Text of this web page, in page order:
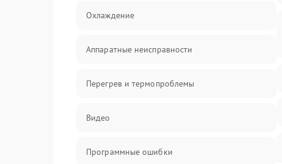
Охлаждение
Аппаратные неисправности
Перегрев и термопроблемы
Видео
Программные ошибки